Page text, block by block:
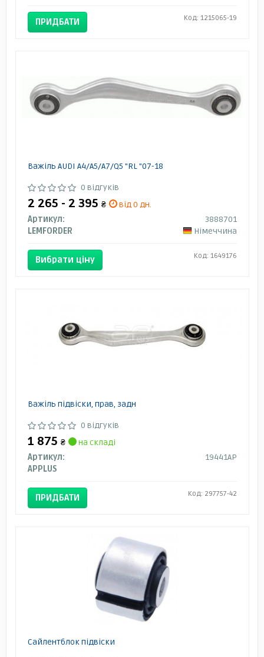
ПРИДБАТИ Код: 1215065-19
Важіль AUDI A4/A5/A7/Q5 "RL "07-18
0 відгуків
2 265 - 2 395 ₴
від 0 дн.
Артикул:
3888701
LEMFORDER
Німеччина
Вибрати ціну Код: 1649176
Важіль підвіски, прав, задн
0 відгуків
1 875 ₴
на складі
Артикул:
19441AP
APPLUS
ПРИДБАТИ Код: 297757-42
Сайлентблок підвіски